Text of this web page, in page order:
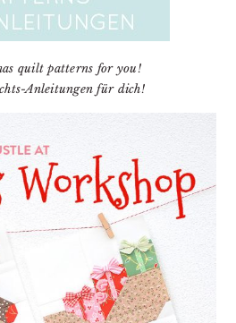
quilt patterns for you!
Anleitungen für dich!